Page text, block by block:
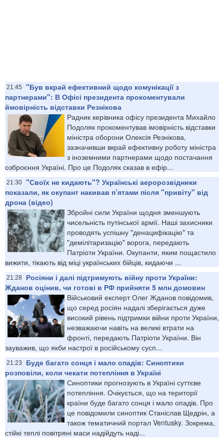
21:45
"Був вкрай ефективний щодо комунікації з
партнерами": В Офісі президента прокоментували
ймовірність відставки Резнікова
Радник керівника офісу президента Михайло
Подоляк прокоментував імовірність відставки
міністра оборони Олексія Резнікова,
зазначивши вкрай ефективну роботу міністра
з іноземними партнерами щодо постачання
озброєння Україні. Про це Подоляк сказав в ефір...
21:30 "Своїх не кидають"? Українські аеророзвідники
показали, як окупант накивав п’ятами після "привіту" від
дрона (відео)
Збройні сили України щодня зменшують
чисельність путінської армії. Наші захисники
проводять успішну "денацифікацію" та
"демілітаризацію" ворога, передають
Патріоти України. Окупанти, яким пощастило
вижити, тікають від міці українських бійців, кидаючи ...
21:28
Росіяни і далі підтримують війну проти України:
Жданов оцінив, чи готові в РФ прийняти 5 млн домовин
Військовий експерт Олег Жданов повідомив,
що серед росіян надалі зберігається дуже
високий рівень підтримки війни проти України,
незважаючи навіть на великі втрати на
фронті, передають Патріоти України. Він
зауважив, що якби настрої в російському сусп...
21:23
Буде багато сонця і мало опадів: Синоптики
розповіли, коли чекати потепління в Україні
Синоптики прогнозують в Україні суттєве
потепління. Очікується, що на території
країни буде багато сонця і мало опадів. Про
це повідомили синоптик Станіслав Щедрін, а
також тематичний портал Ventusky. Зокрема,
стійкі теплі повітряні маси надійдуть наді...